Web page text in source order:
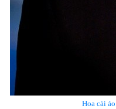
Hoa cài